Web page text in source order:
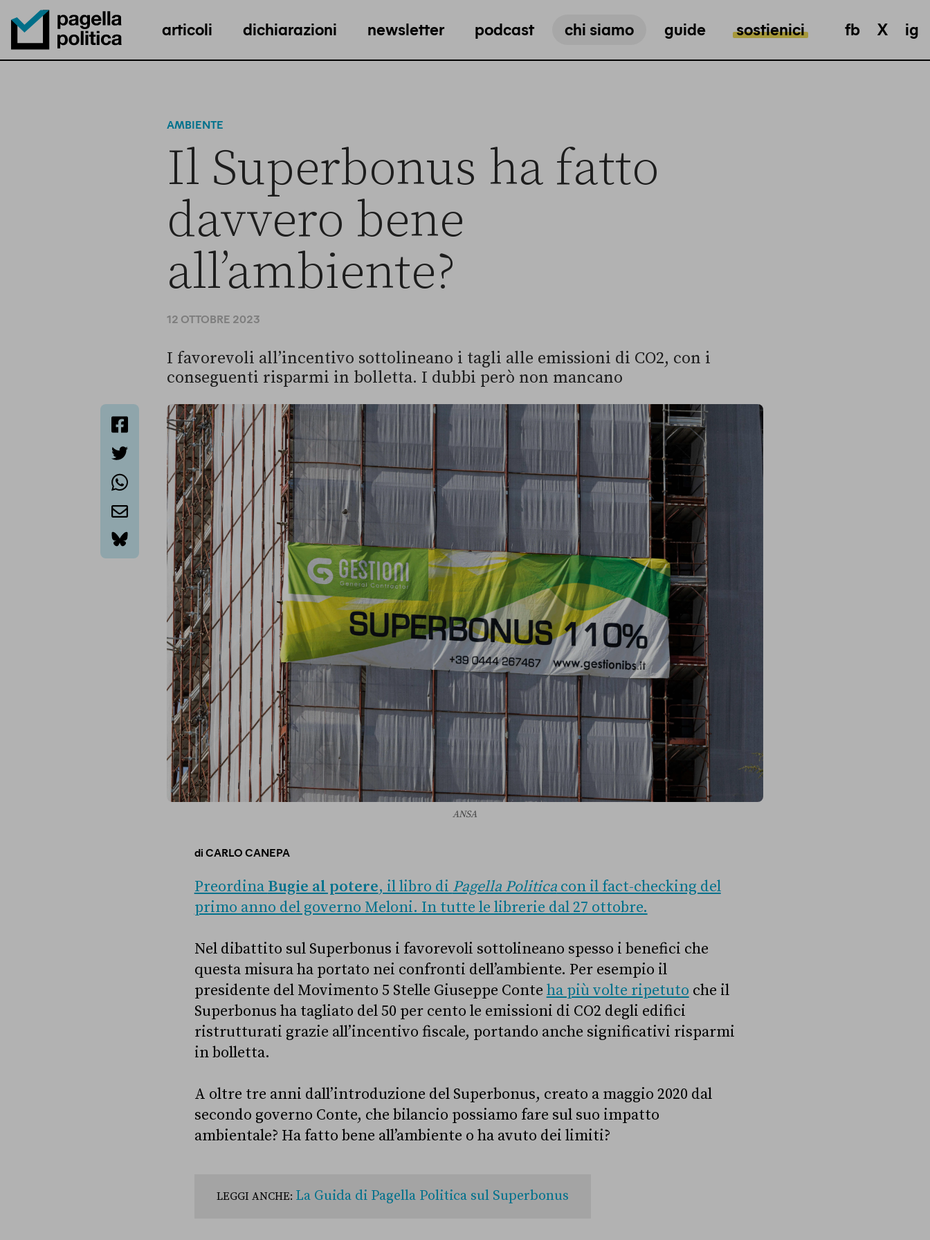
Pagella Politica Logo
articoli dichiarazioni newsletter podcast chi siamo guide sostienici fb X ig
AMBIENTE
Il Superbonus ha fatto
davvero bene
all’ambiente?
12 OTTOBRE 2023
bluesky
I favorevoli all’incentivo sottolineano i tagli alle emissioni di CO2, con i
conseguenti risparmi in bolletta. I dubbi però non mancano
ANSA
diCARLO CANEPA
Preordina Bugie al potere, il libro di Pagella Politicacon il fact-checking del
primo anno del governo Meloni. In tutte le librerie dal 27 ottobre.
Nel dibattito sul Superbonus i favorevoli sottolineano spesso i benefici che
questa misura ha portato nei confronti dell’ambiente. Per esempio il
presidente del Movimento 5 Stelle Giuseppe Conte ha più volte ripetuto che il
Superbonus ha tagliato del 50 per cento le emissioni di CO2 degli edifici
ristrutturati grazie all’incentivo fiscale, portando anche significativi risparmi
in bolletta.
A oltre tre anni dall’introduzione del Superbonus, creato a maggio 2020 dal
secondo governo Conte, che bilancio possiamo fare sul suo impatto
ambientale? Ha fatto bene all’ambiente o ha avuto dei limiti?
LEGGI ANCHE: La Guida di Pagella Politica sul Superbonus